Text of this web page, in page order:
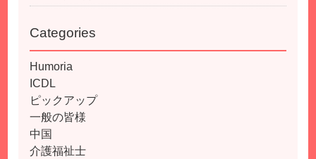
Categories
Humoria
ICDL
ピックアップ
一般の皆様
中国
介護福祉士